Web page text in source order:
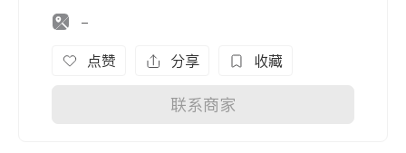
-
点赞 分享 收藏
联系商家